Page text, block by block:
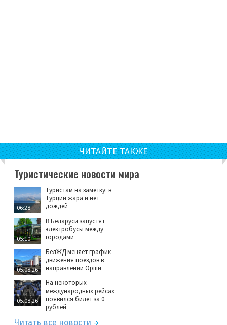
ЧИТАЙТЕ ТАКЖЕ
Туристические новости мира
06:28
Туристам на заметку: в
Турции жара и нет
дождей
05:10
В Беларуси запустят
электробусы между
городами
05.08.26
БелЖД меняет график
движения поездов в
направлении Орши
05.08.26
На некоторых
международных рейсах
появился билет за 0
рублей
Читать все новости